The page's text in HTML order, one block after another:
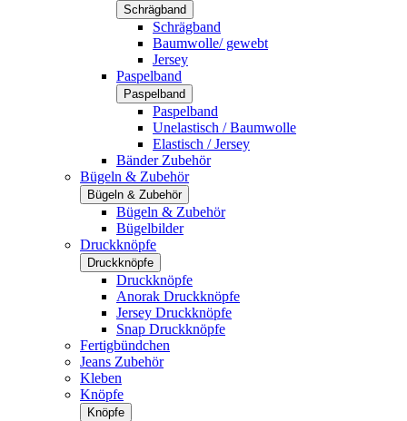
Schrägband
Schrägband
Baumwolle/ gewebt
Jersey
Paspelband
Paspelband
Paspelband
Unelastisch / Baumwolle
Elastisch / Jersey
Bänder Zubehör
Bügeln & Zubehör
Bügeln & Zubehör
Bügeln & Zubehör
Bügelbilder
Druckknöpfe
Druckknöpfe
Druckknöpfe
Anorak Druckknöpfe
Jersey Druckknöpfe
Snap Druckknöpfe
Fertigbündchen
Jeans Zubehör
Kleben
Knöpfe
Knöpfe